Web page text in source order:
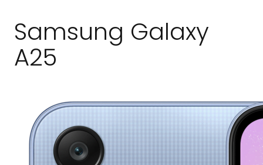
Samsung Galaxy
A25